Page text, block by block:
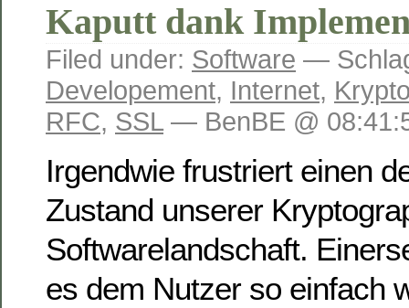
Kaputt dank
Filed under: Software —
Developement, Internet,
RFC, SSL — BenBE @
Irgendwie frustriert einen
Zustand unserer
Softwarelandschaft.
es dem Nutzer so einfach